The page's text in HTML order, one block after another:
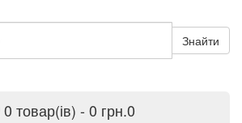
Знайти
0 товар(ів) - 0 грн.0